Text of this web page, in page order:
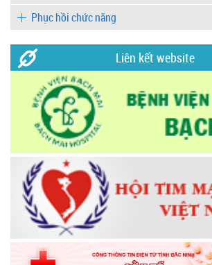
Phục hồi chức năng
Liên kết website